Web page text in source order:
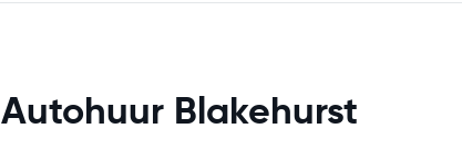
Autohuur Blakehurst